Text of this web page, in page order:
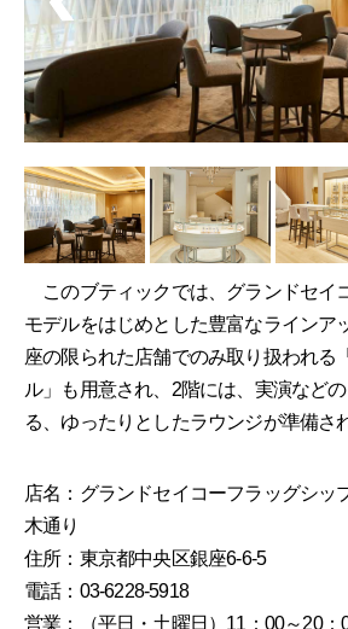
このブティックでは、グランドセイ
モデルをはじめとした豊富なラインア
座の限られた店舗でのみ取り扱われる
ル」も用意され、2階には、実演など
る、ゆったりとしたラウンジが準備さ
店名：グランドセイコーフラッグシッ
木通り
住所：東京都中央区銀座6-6-5
電話：03-6228-5918
営業：（平日・土曜日）11：00～20：